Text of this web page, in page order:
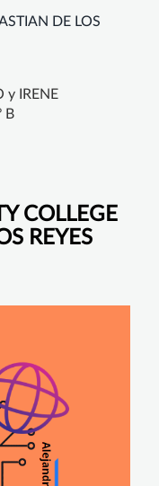
DE LOS
y IRENE
B
COLLEGE
REYES